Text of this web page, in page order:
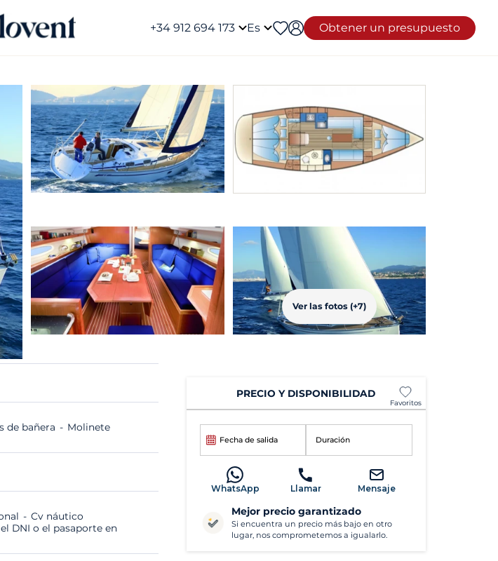
+34 912 694 173 Es Obtener un presupuesto
Ver las fotos (+7)
de bañera
Molinete
Cv náutico
DNI o el pasaporte en
PRECIO Y DISPONIBILIDAD
Favoritos
Fecha de salida Duración
WhatsApp Llamar Mensaje
Mejor precio garantizado
Si encuentra un precio más bajo en otro
lugar, nos comprometemos a igualarlo.